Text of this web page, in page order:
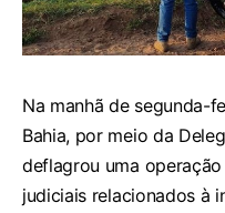
Na manhã de segunda-
Bahia, por meio da
deflagrou uma
judiciais relacionados à